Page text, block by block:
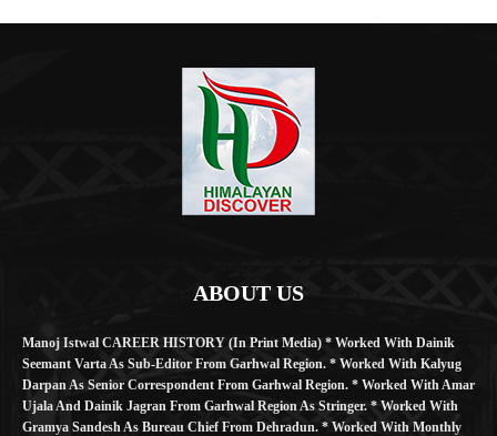
ABOUT US
Manoj Istwal CAREER HISTORY (in Print Media) * Worked With Dainik
Seemant Varta As Sub-Editor From Garhwal Region. * Worked With Kalyug
Darpan As Senior Correspondent From Garhwal Region. * Worked With Amar
Ujala And Dainik Jagran From Garhwal Region As Stringer. * Worked With
Gramya Sandesh As Bureau Chief From Dehradun. * Worked With Monthly